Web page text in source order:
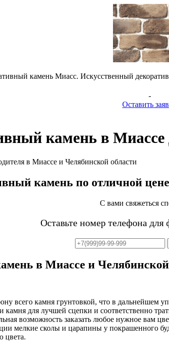
камень Миасс. Искусственный
-
Оставить
камень в
в Миассе и Челябинской области
камень по отличной цене
С вами свяжеться
Оставьте номер телефона для
в Миассе и Челябинской
всего камня грунтовкой, что в дальнейшем
камня для лучшей сцепки и соответственно
возможность заказать любое нужное вам
мелкие сколы и царапины у покрашенного
цвета.